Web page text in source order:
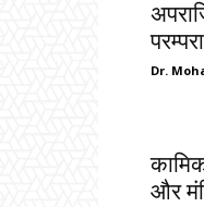
Dr.
और